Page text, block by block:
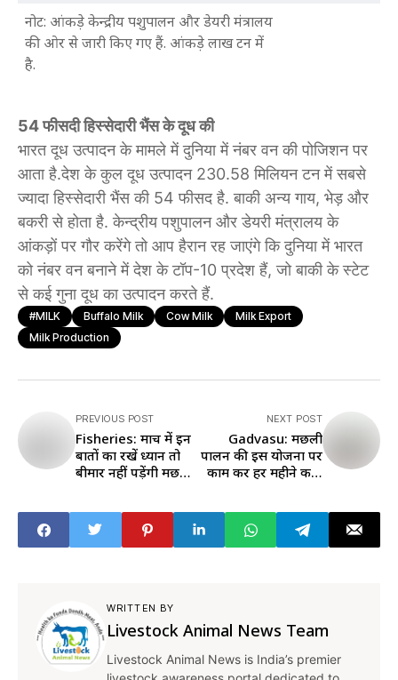
नोट: आंकड़े केन्द्रीय पशुपालन और डेयरी मंत्रालय
की ओर से जारी किए गए हैं. आंकड़े लाख टन में
है.
54 फीसदी हिस्सेदारी भैंस के दूध की
भारत दूध उत्पादन के मामले में दुनिया में नंबर वन की पोजिशन पर
आता है.देश के कुल दूध उत्पादन 230.58 मिलियन टन में सबसे
ज्यादा हिस्सेदारी भैंस की 54 फीसद है. बाकी अन्य गाय, भेड़ और
बकरी से होता है. केन्द्रीय पशुपालन और डेयरी मंत्रालय के
आंकड़ों पर गौर करेंगे तो आप हैरान रह जाएंगे कि दुनिया में भारत
को नंबर वन बनाने में देश के टॉप-10 प्रदेश हैं, जो बाकी के स्टेट
से कई गुना दूध का उत्पादन करते हैं.
#MILK Buffalo Milk Cow Milk
Milk Export
Milk Production
PREVIOUS POST
Fisheries: मार्च में इन
बातों का रखें ध्यान तो
बीमार नहीं पड़ेंगी मछली,
NEXT POST
Gadvasu: मछली
पालन की इस योजना पर
काम कर हर महीने कमा
WRITTEN BY
Livestock Animal News Team
Livestock Animal News is India’s premier